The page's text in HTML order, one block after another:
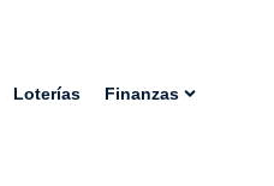
Loterías Finanzas